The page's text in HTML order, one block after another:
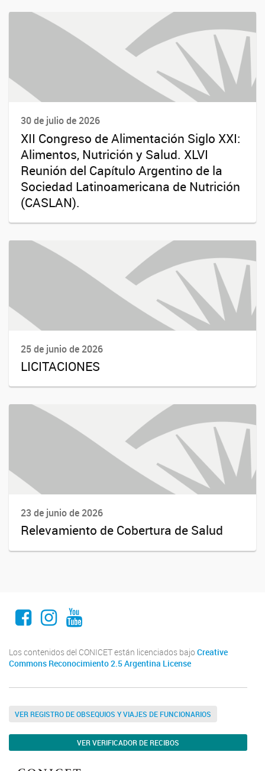
30 de julio de 2026
XII Congreso de Alimentación Siglo XXI:
Alimentos, Nutrición y Salud. XLVI
Reunión del Capítulo Argentino de la
Sociedad Latinoamericana de Nutrición
(CASLAN).
25 de junio de 2026
LICITACIONES
23 de junio de 2026
Relevamiento de Cobertura de Salud
Facebook
Instagram
Youtube
Los contenidos del CONICET están licenciados bajo Creative
Commons Reconocimiento 2.5 Argentina License
VER REGISTRO DE OBSEQUIOS Y VIAJES DE FUNCIONARIOS
VER VERIFICADOR DE RECIBOS